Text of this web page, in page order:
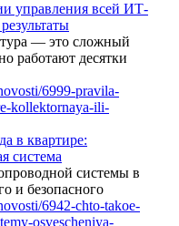
управления всей ИТ-
— это сложный
работают десятки
в квартире:
система
системы в
и безопасного